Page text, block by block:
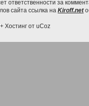
ответственности за
сайта ссылка на Kiroff.net
Хостинг от uCoz